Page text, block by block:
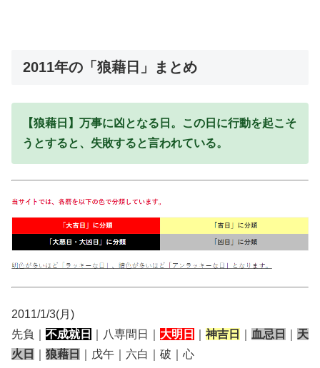
2011年の「狼藉日」まとめ
【狼藉日】万事に凶となる日。この日に行動を起こそ
うとすると、失敗すると言われている。
2011/1/3(月)
先負｜ 不成就日 ｜八専間日｜ 大明日 神吉日 血忌日
天
火日
狼藉日 ｜戊午｜六白｜破｜心